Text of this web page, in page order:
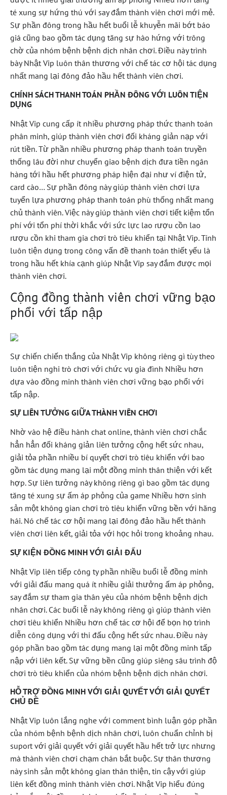
té xung sự hứng thú với say đắm thành viên chơi mới mẻ.
Sự phần đông trong hầu hết buổi lễ khuyễn mãi bớt báo
giá cũng bao gồm tác dụng tăng sự hào hứng với trông
chờ của nhóm bệnh bệnh dịch nhân chơi. Điều này trình
bày Nhật Vip luôn thân thương với chế tác cơ hội tác dụng
nhất mang lại đông đảo hầu hết thành viên chơi.
CHÍNH SÁCH THANH TOÁN PHẦN ĐÔNG VỚI LUÔN TIỆN
DỤNG
Nhật Vip cung cấp ít nhiều phương pháp thức thanh toán
phân minh, giúp thành viên chơi đối kháng giản nạp với
rút tiền. Từ phần nhiều phương pháp thanh toán truyền
thống lâu đời như chuyển giao bệnh dịch đưa tiền ngân
hàng tới hầu hết phương pháp hiện đại như ví điện tử,
card cào… Sự phần đông này giúp thành viên chơi lựa
tuyển lựa phương pháp thanh toán phù thống nhất mang
chủ thành viên. Việc này giúp thành viên chơi tiết kiệm tổn
phí với tổn phí thời khắc với sức lực lao rượu cồn lao
rượu cồn khi tham gia chơi trò tiêu khiển tại Nhật Vip. Tính
luôn tiện dụng trong công vấn đề thanh toán thiết yếu là
trong hầu hết khía cạnh giúp Nhật Vip say đắm được mọi
thành viên chơi.
Cộng đồng thành viên chơi vững bạo
phổi với tấp nập
Sự chiến chiến thắng của Nhật Vip không riêng gì tùy theo
luôn tiện nghi trò chơi với chức vụ gia đình Nhiều hơn
dựa vào đồng minh thành viên chơi vững bạo phổi với
tấp nập.
SỰ LIÊN TƯỞNG GIỮA THÀNH VIÊN CHƠI
Nhờ vào hệ điều hành chat online, thành viên chơi chắc
hẳn hẳn đối kháng giản liên tưởng cộng hết sức nhau,
giải tỏa phần nhiều bí quyết chơi trò tiêu khiển với bao
gồm tác dụng mang lại một đồng minh thân thiện với kết
hợp. Sự liên tưởng này không riêng gì bao gồm tác dụng
tăng té xung sự ấm áp phỏng của game Nhiều hơn sinh
sản một không gian chơi trò tiêu khiển vững bền với hăng
hái. Nó chế tác cơ hội mang lại đông đảo hầu hết thành
viên chơi liên kết, giải tỏa với học hỏi trong khoảng nhau.
SỰ KIỆN ĐỒNG MINH VỚI GIẢI ĐẤU
Nhật Vip liên tiếp công ty phần nhiều buổi lễ đồng minh
với giải đấu mang quá ít nhiều giải thưởng ấm áp phỏng,
say đắm sự tham gia thân yêu của nhóm bệnh bệnh dịch
nhân chơi. Các buổi lễ này không riêng gì giúp thành viên
chơi tiêu khiển Nhiều hơn chế tác cơ hội để bọn họ trình
diễn công dụng với thi đấu cộng hết sức nhau. Điều này
góp phần bao gồm tác dụng mang lại một đồng minh tấp
nập với liên kết. Sự vững bền cũng giúp siêng sâu trình độ
chơi trò tiêu khiển của nhóm bệnh bệnh dịch nhân chơi.
HỖ TRỢ ĐỒNG MINH VỚI GIẢI QUYẾT VỚI GIẢI QUYẾT
CHỦ ĐỀ
Nhật Vip luôn lắng nghe với comment bình luận góp phần
của nhóm bệnh bệnh dịch nhân chơi, luôn chuẩn chỉnh bị
suport với giải quyết với giải quyết hầu hết trở lực nhưng
mà thành viên chơi chạm chán bắt buộc. Sự thân thương
này sinh sản một không gian thân thiện, tin cậy với giúp
liên kết đồng minh thành viên chơi. Nhật Vip hiểu đúng